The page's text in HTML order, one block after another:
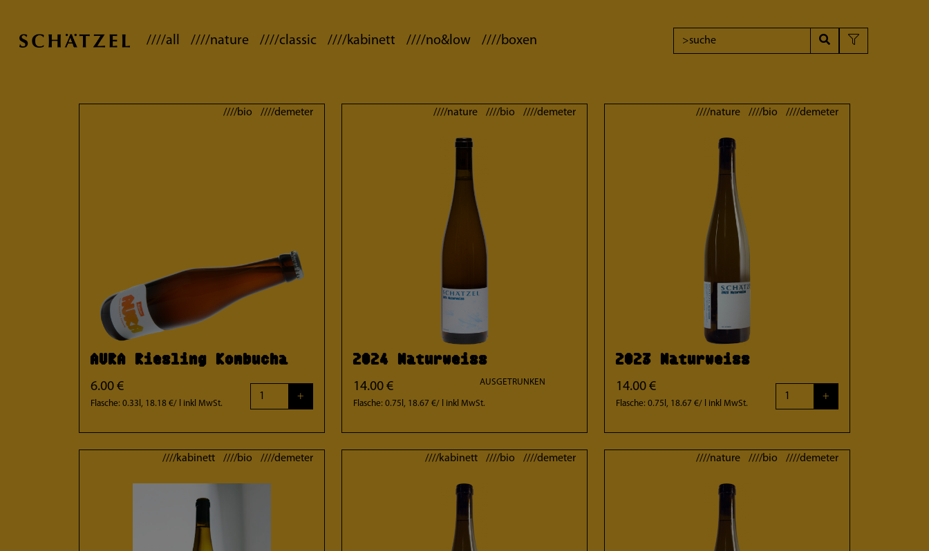
////all ////nature ////classic ////kabinett ////no&low ////boxen
////bio ////demeter
AURA Riesling Kombucha
6.00 €
Flasche: 0.33l, 18.18 €/ l inkl MwSt.
+
////nature ////bio ////demeter
2024 Naturweiss
14.00 €
Flasche: 0.75l, 18.67 €/ l inkl MwSt.
AUSGETRUNKEN
////nature ////bio ////demeter
2023 Naturweiss
14.00 €
Flasche: 0.75l, 18.67 €/ l inkl MwSt.
+
////kabinett ////bio ////demeter ////kabinett ////bio ////demeter ////nature ////bio ////demeter